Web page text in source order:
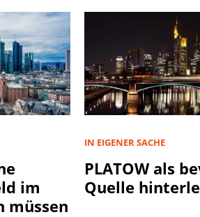
im
müssen
IN EIGENER SACHE
PLATOW als
Quelle